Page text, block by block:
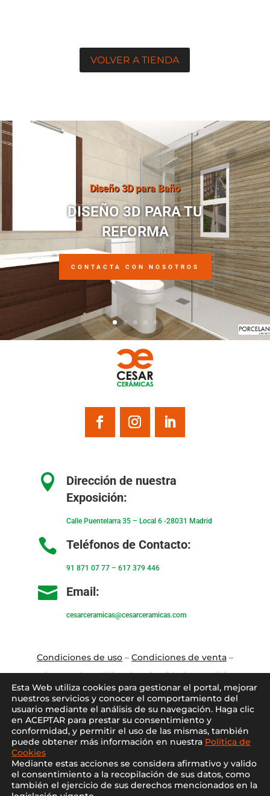
VOLVER A TIENDA
Diseño 3D para Baño
DISEÑO 3D PARA TU
REFORMA
CONTACTA CON NOSOTROS

Dirección de nuestra
Exposición:
Calle Puentelarra 35 – Local 6 -28031 Madrid
 Teléfonos de Contacto:
91 871 07 77– 617 379 446
 Email:
cesarceramicas@cesarceramicas.com
Condiciones de uso– Condiciones de venta–
Aviso Legal–Política de privacidad –Política
de cookies
Blog–Contacto–Conócenos –Mi Cuenta
Esta Web utiliza cookies para gestionar el portal, mejorar
nuestros servicios y conocer el comportamiento del
usuario mediante el análisis de su navegación. Haga clic
en ACEPTAR para prestar su consentimiento y
conformidad, y permitir el uso de las mismas, también
puede obtener más información en nuestra Política de
Cookies
Mediante estas acciones se considera afirmativo y valido
el consentimiento a la recopilación de sus datos, como
también el ejercicio de sus derechos mencionados en la